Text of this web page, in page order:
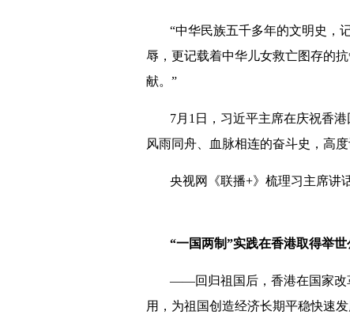
“中华民族五千多年的文明史，
辱，更记载着中华儿女救亡图存的
献。”
7月1日，习近平主席在庆祝香
风雨同舟、血脉相连的奋斗史，高
央视网《联播+》梳理习主席讲
“一国两制”实践在香港取得举
——回归祖国后，香港在国家改
用，为祖国创造经济长期平稳快速